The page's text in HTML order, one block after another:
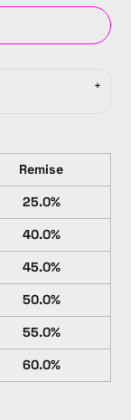
Remise
25.0%
40.0%
45.0%
50.0%
55.0%
60.0%